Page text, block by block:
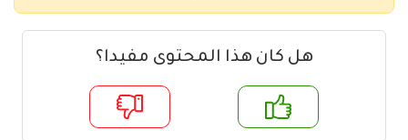
هل كان هذا المحتوى مفيدا؟
لا